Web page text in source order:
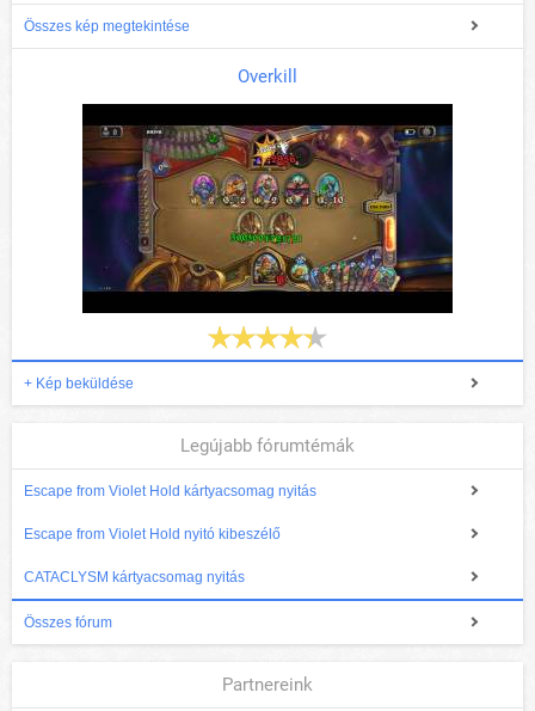
Összes kép megtekintése
Overkill
+ Kép beküldése
Legújabb fórumtémák
Escape from Violet Hold kártyacsomag nyitás
Escape from Violet Hold nyitó kibeszélő
CATACLYSM kártyacsomag nyitás
Összes fórum
Partnereink